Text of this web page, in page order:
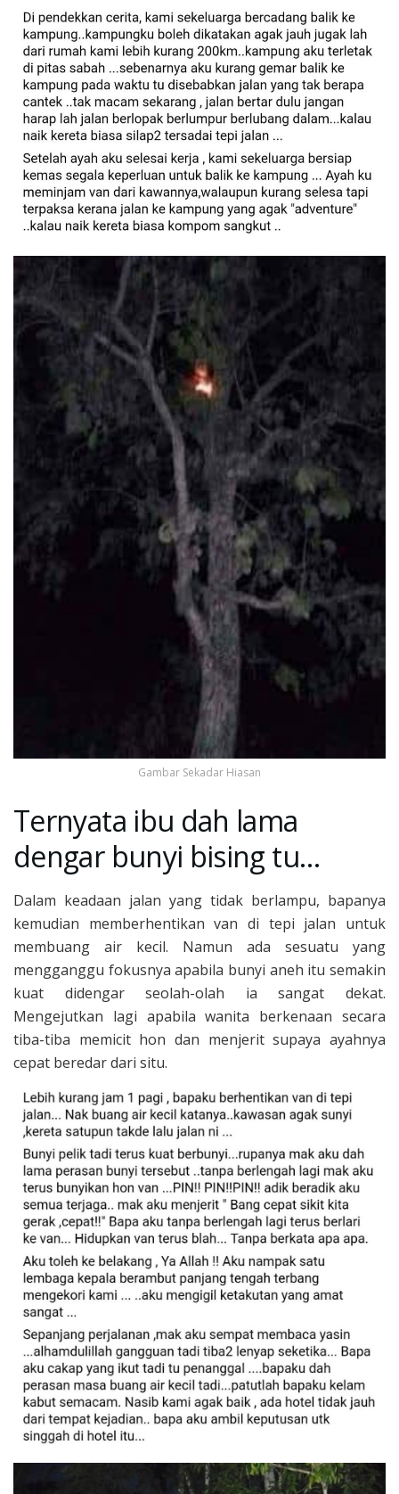
Gambar Sekadar Hiasan
Ternyata ibu dah lama
dengar bunyi bising tu…
Dalam keadaan jalan yang tidak berlampu, bapanya
kemudian memberhentikan van di tepi jalan untuk
membuang air kecil. Namun ada sesuatu yang
mengganggu fokusnya apabila bunyi aneh itu semakin
kuat didengar seolah-olah ia sangat dekat.
Mengejutkan lagi apabila wanita berkenaan secara
tiba-tiba memicit hon dan menjerit supaya ayahnya
cepat beredar dari situ.